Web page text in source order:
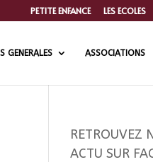
PETITE ENFANCE LES ECOLES
GENERALES ASSOCIATIONS
RETROUVEZ
ACTU SUR